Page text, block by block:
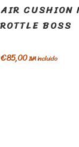
CUSHION
BOSS
€85,00IVA incluido